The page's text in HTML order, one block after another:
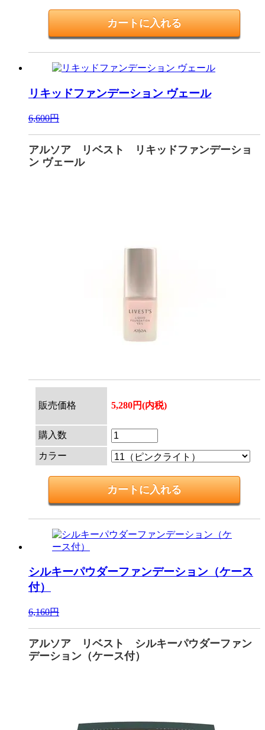
リキッドファンデーション ヴェール
6,600円
アルソア リベスト リキッドファンデーショ
ン ヴェール
販売価格 5,280円(内税)
購入数
カラー
シルキーパウダーファンデーション（ケース
付）
6,160円
アルソア リベスト シルキーパウダーファン
デーション（ケース付）